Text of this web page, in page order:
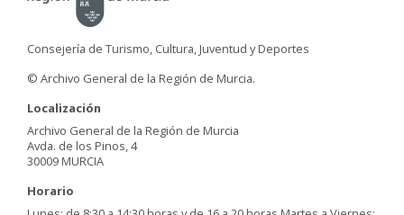
Consejería de Turismo, Cultura, Juventud y Deportes
© Archivo General de la Región de Murcia.
Localización
Archivo General de la Región de Murcia
Avda. de los Pinos, 4
30009 MURCIA
Horario